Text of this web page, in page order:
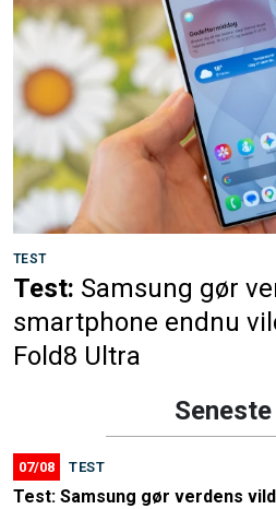
TEST
Test: Samsung gør
smartphone endnu
Fold8 Ultra
07/08 TEST
Test: Samsung gør verdens